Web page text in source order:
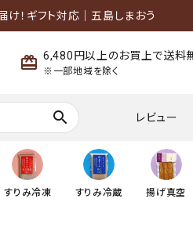
！ギフト対応｜五島しまおう
6,480円以上のお買上で送料
※一部地域を除く
search レビュー
500円～999円
すりみ冷凍 すりみ冷蔵 揚げ真空